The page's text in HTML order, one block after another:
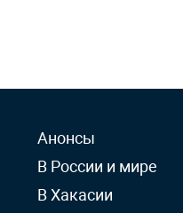
Анонсы
В России и мире
В Хакасии